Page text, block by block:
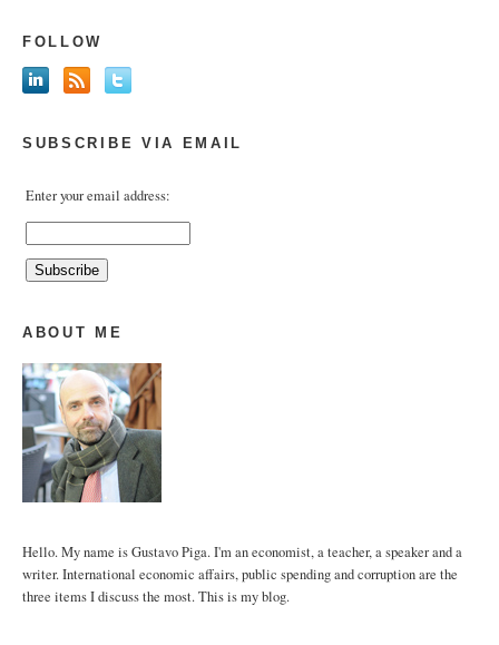
FOLLOW
SUBSCRIBE VIA EMAIL
Enter your email address:
ABOUT ME
Hello. My name is Gustavo Piga. I'm an economist, a teacher, a speaker and a
writer. International economic affairs, public spending and corruption are the
three items I discuss the most. This is my blog.